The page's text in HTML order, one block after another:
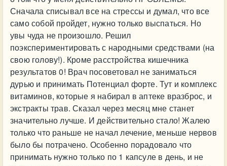
Сначала списывал все на стрессы и думал, что все
само собой пройдет, нужно только выспаться. Но
увы чуда не произошло. Решил
поэкспериментировать с народными средствами (на
свою голову!). Кроме расстройства кишечника
результатов 0! Врач посоветовал не заниматься
дурью и принимать Потенциал форте. Тут и комплекс
витаминов, которые я набирал в аптеке вразброс, и
экстракты трав. Сказал через месяц мне станет
значительно лучше. И действительно стало! Жалею
только что раньше не начал лечение, меньше нервов
было бы потрачено. Особенно порадовало что
принимать нужно только по 1 капсуле в день, и не